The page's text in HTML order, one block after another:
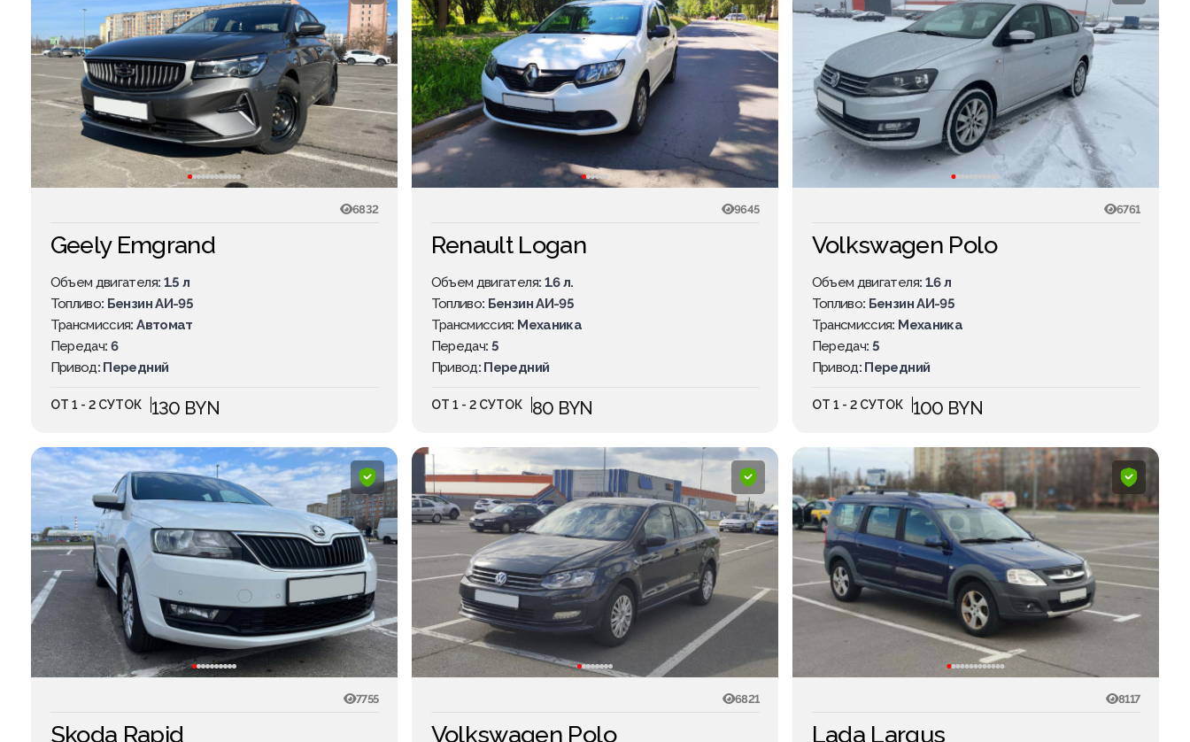
6832
Geely Emgrand
Объем двигателя: 1.5 л
Топливo: Бензин АИ-95
Трансмиссия: Автомат
Передач: 6
Привод: Передний
ОТ 1 - 2 СУТОК 130 BYN
9645
Renault Logan
Объем двигателя: 1.6 л.
Топливо: Бензин АИ-95
Трансмиссия: Механика
Передач: 5
Привод: Передний
ОТ 1 - 2 СУТОК 80 BYN
6761
Volkswagen Polo
Объем двигателя: 1.6 л
Топливо: Бензин АИ-95
Трансмиссия: Механика
Передач: 5
Привод: Передний
ОТ 1 - 2 СУТОК 100 BYN
7755
Skoda Rapid
6821
Volkswagen Polo
8117
Lada Largus